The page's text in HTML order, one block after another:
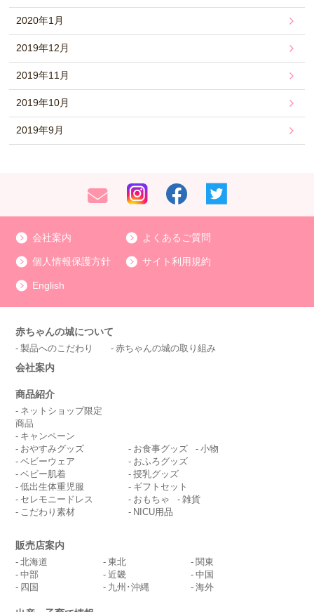
2020年1月
2019年12月
2019年11月
2019年10月
2019年9月
会社案内 よくあるご質問
個人情報保護方針 サイト利用規約
English
赤ちゃんの城について
製品へのこだわり 赤ちゃんの城の取り組み
会社案内
商品紹介
ネットショップ限定
商品
キャンペーン
おやすみグッズ
ベビーウェア
ベビー肌着
低出生体重児服
セレモニードレス
こだわり素材
お食事グッズ
小物
おふろグッズ
授乳グッズ
ギフトセット
おもちゃ
雑貨
NICU用品
販売店案内
北海道 東北
関東
中部
近畿
中国
四国
九州･沖縄 海外